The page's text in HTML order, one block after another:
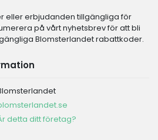
eller erbjudanden tillgängliga för
på vårt nyhetsbrev för att bli
Blomsterlandet rabattkoder.
detta ditt företag?